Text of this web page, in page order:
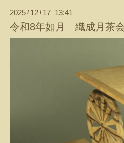
2025 / 12 / 17 13:41
令和8年如月 織成月茶